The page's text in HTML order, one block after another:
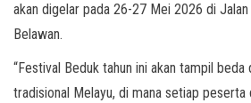
akan digelar pada 26-27 Mei 2026 di
Belawan.
“Festival Beduk tahun ini akan tampil beda
tradisional Melayu, di mana setiap